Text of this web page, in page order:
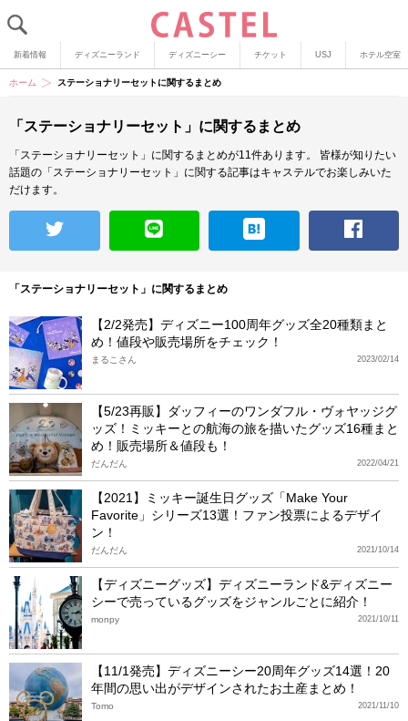
新着情報 ディズニーランド ディズニーシー チケット USJ ホテル空室
ホーム ステーショナリーセットに関するまとめ
「ステーショナリーセット」に関するまとめ
「ステーショナリーセット」に関するまとめが11件あります。
皆様が知りたい
話題の「ステーショナリーセット」に関する記事はキャステルでお楽しみいた
だけます。
「ステーショナリーセット」に関するまとめ
【2/2発売】ディズニー100周年グッズ全20種類まと
め！値段や販売場所をチェック！
2023/02/14
まるこさん
【5/23再販】ダッフィーのワンダフル・ヴォヤッジグ
ッズ！ミッキーとの航海の旅を描いたグッズ16種まと
め！販売場所＆値段も！
2022/04/21
だんだん
【2021】ミッキー誕生日グッズ「Make Your
Favorite」シリーズ13選！ファン投票によるデザイ
ン！
2021/10/14
だんだん
【ディズニーグッズ】ディズニーランド&ディズニー
シーで売っているグッズをジャンルごとに紹介！
2021/10/11
monpy
【11/1発売】ディズニーシー20周年グッズ14選！20
年間の思い出がデザインされたお土産まとめ！
2021/11/10
Tomo